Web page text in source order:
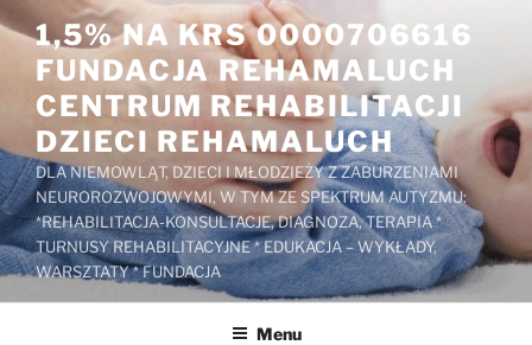
Przejdź
do
treści
1,5% NA KRS 0000706616
FUNDACJA REHAMALUCH
CENTRUM REHABILITACJI
DZIECI REHAMALUCH
DLA NIEMOWLĄT, DZIECI I MŁODZIEŻY Z ZABURZENIAMI
NEUROROZWOJOWYMI, W TYM ZE SPEKTRUM AUTYZMU:
*REHABILITACJA-KONSULTACJE, DIAGNOZA, TERAPIA *
TURNUSY REHABILITACYJNE * EDUKACJA – WYKŁADY,
WARSZTATY * FUNDACJA
Menu